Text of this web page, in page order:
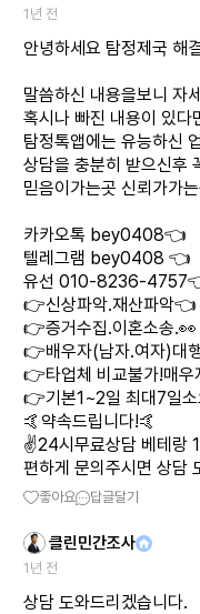
1년 전
안녕하세요 탐정제국 해
말씀하신 내용을보니 자
혹시나 빠진 내용이 있다
탐정톡앱에는 유능하신
상담을 충분히 받으신후
믿음이가는곳 신뢰가가
카카오톡 bey0408👈
텔레그램 bey0408 👈
유선 010-8236-
👉신상파악.재산파악👈
👉증거수집.이혼소송.👀
👉배우자(남자.여자)대
👉타업체 비교불가!매우
👉기본1~2일 최대7일
🤙약속드립니다!🤙
✌️24시무료상담 베테랑
편하게 문의주시면 상담
좋아요 답글달기
클린민간조사
1년 전
상담 도와드리겠습니다.